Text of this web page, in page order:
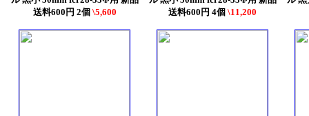
送料600円 2個 \5,600
送料600円 4個 \11,200